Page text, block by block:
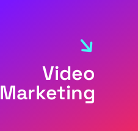
Video
Marketing